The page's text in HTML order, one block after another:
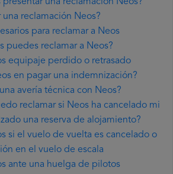
una reclamación Neos?
reclamación Neos?
para reclamar a Neos
puedes reclamar a Neos?
equipaje perdido o retrasado
en pagar una indemnización?
avería técnica con Neos?
reclamar si Neos ha cancelado mi
una reserva de alojamiento?
si el vuelo de vuelta es cancelado o
en el vuelo de escala
ante una huelga de pilotos